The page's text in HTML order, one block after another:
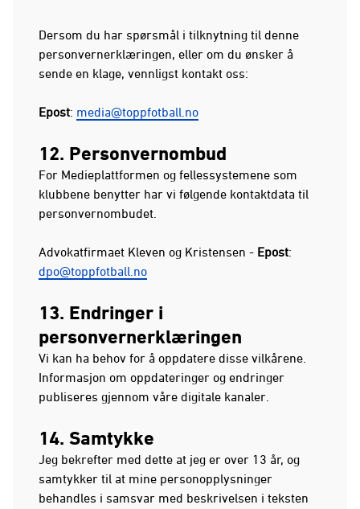
Dersom du har spørsmål i tilknytning til denne
personvernerklæringen, eller om du ønsker å
sende en klage, vennligst kontakt oss:
Epost: media@toppfotball.no
12. Personvernombud
For Medieplattformen og fellessystemene som
klubbene benytter har vi følgende kontaktdata til
personvernombudet.
Advokatfirmaet Kleven og Kristensen - Epost:
dpo@toppfotball.no
13. Endringer i
personvernerklæringen
Vi kan ha behov for å oppdatere disse vilkårene.
Informasjon om oppdateringer og endringer
publiseres gjennom våre digitale kanaler.
14. Samtykke
Jeg bekrefter med dette at jeg er over 13 år, og
samtykker til at mine personopplysninger
behandles i samsvar med beskrivelsen i teksten